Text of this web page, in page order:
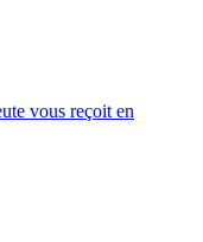
vous reçoit en